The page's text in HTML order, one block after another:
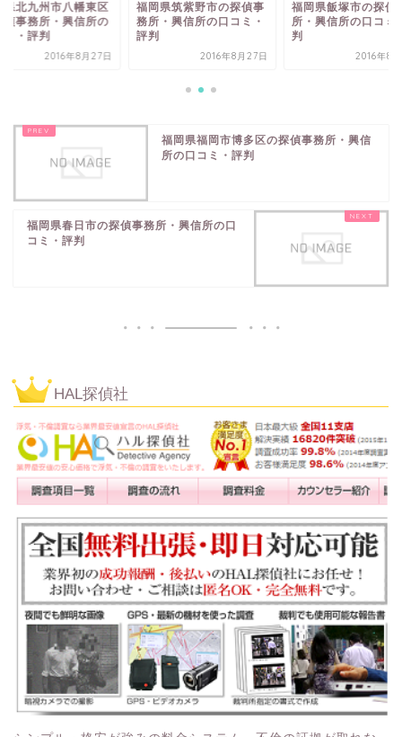
県北九州市八幡東区
偵事務所・興信所の
ミ・評判
2016年8月27日
福岡県筑紫野市の探偵事
務所・興信所の口コミ・
評判
2016年8月27日
福岡県飯塚市の探偵
所・興信所の口コミ
判
2016年8
福岡県福岡市博多区の探偵事務所・興信
所の口コミ・評判
福岡県春日市の探偵事務所・興信所の口
コミ・評判
HAL探偵社